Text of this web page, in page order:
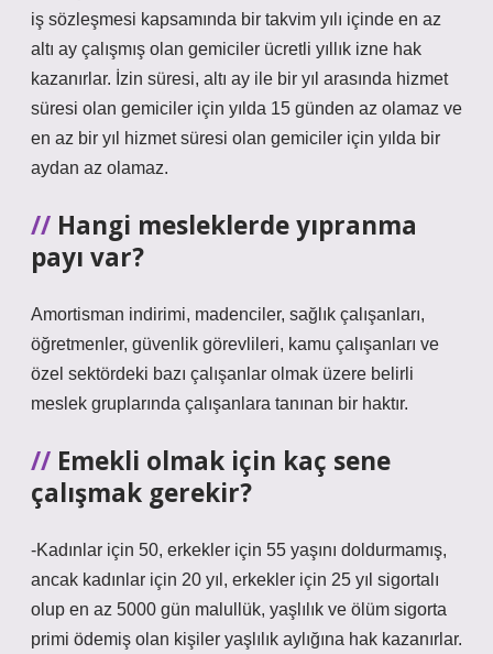
iş sözleşmesi kapsamında bir takvim yılı içinde en az
altı ay çalışmış olan gemiciler ücretli yıllık izne hak
kazanırlar. İzin süresi, altı ay ile bir yıl arasında hizmet
süresi olan gemiciler için yılda 15 günden az olamaz ve
en az bir yıl hizmet süresi olan gemiciler için yılda bir
aydan az olamaz.
Hangi mesleklerde yıpranma
payı var?
Amortisman indirimi, madenciler, sağlık çalışanları,
öğretmenler, güvenlik görevlileri, kamu çalışanları ve
özel sektördeki bazı çalışanlar olmak üzere belirli
meslek gruplarında çalışanlara tanınan bir haktır.
Emekli olmak için kaç sene
çalışmak gerekir?
-Kadınlar için 50, erkekler için 55 yaşını doldurmamış,
ancak kadınlar için 20 yıl, erkekler için 25 yıl sigortalı
olup en az 5000 gün malullük, yaşlılık ve ölüm sigorta
primi ödemiş olan kişiler yaşlılık aylığına hak kazanırlar.